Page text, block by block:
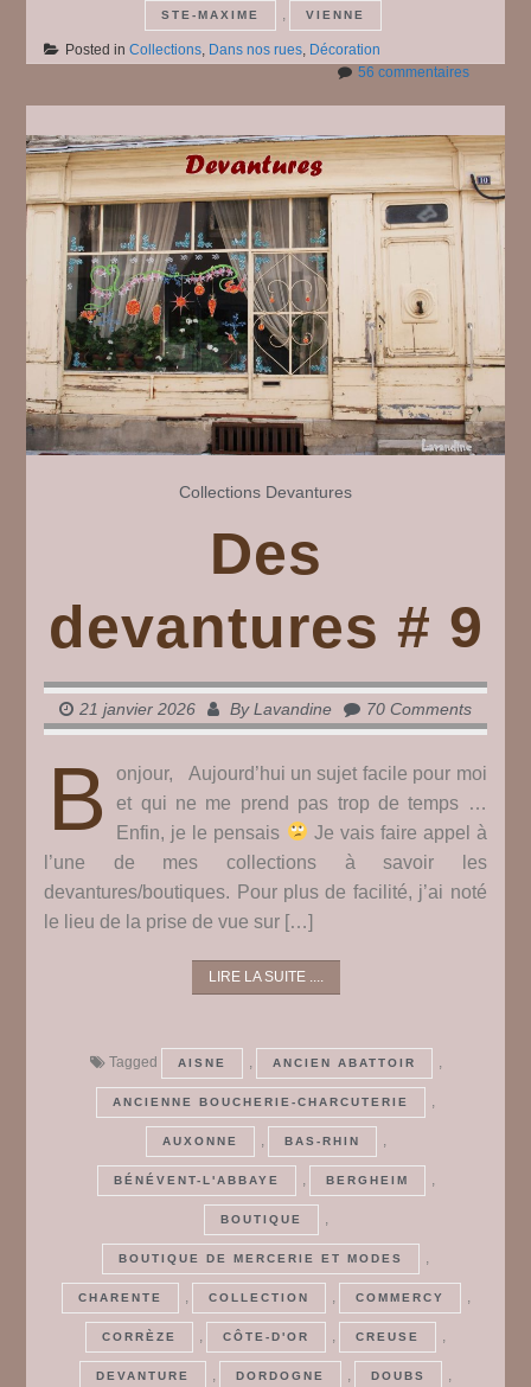
STE-MAXIME , VIENNE
Posted inCollections, Dans nos rues, Décoration
56 commentairessur
rues
#
4
Collections Devantures
Des
devantures # 9
21 janvier 2026 ByLavandine 70 Comments
B
onjour, Aujourd’hui un sujet facile pour moi
et qui ne me prend pas trop de temps …
Enfin, je le pensais
Je vais faire appel à
l’une de mes collections à savoir les
devantures/boutiques. Pour plus de facilité, j’ai noté
le lieu de la prise de vue sur […]
LIRE LA SUITE ....
Tagged AISNE ANCIEN ABATTOIR
ANCIENNE BOUCHERIE-CHARCUTERIE
AUXONNE BAS-RHIN
BÉNÉVENT-L'ABBAYE BERGHEIM
BOUTIQUE
BOUTIQUE DE MERCERIE ET MODES
CHARENTE COLLECTION COMMERCY
CORRÈZE CÔTE-D'OR CREUSE
DEVANTURE DORDOGNE DOUBS